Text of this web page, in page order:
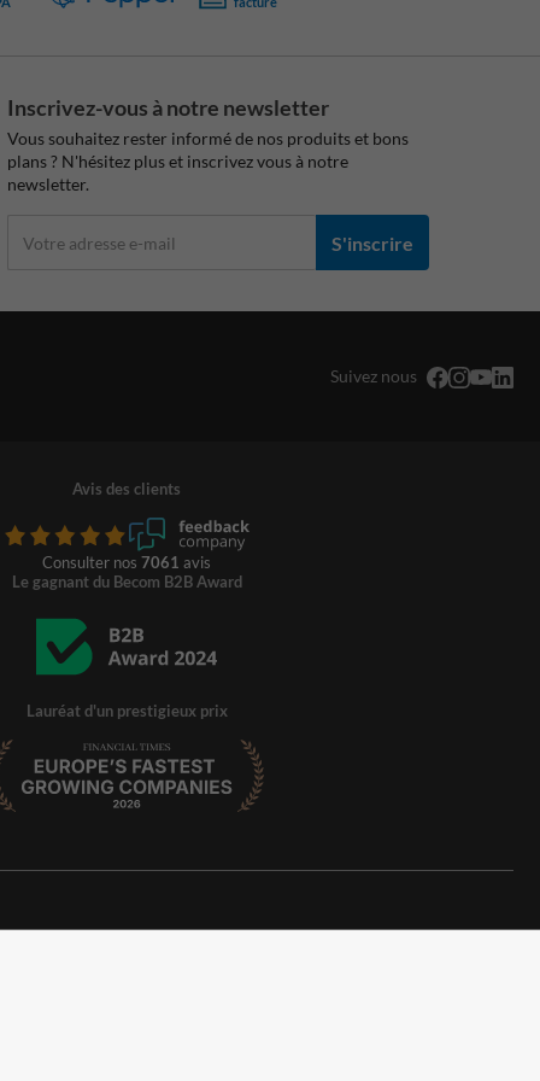
Inscrivez-vous à notre newsletter
Vous souhaitez rester informé de nos produits et bons
plans ? N'hésitez plus et inscrivez vous à notre
newsletter.
S'inscrire
Suivez nous
Avis des clients
Consulter nos 7061 avis
Le gagnant du Becom B2B Award
Lauréat d'un prestigieux prix